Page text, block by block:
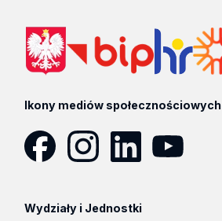
Ikony mediów społecznościowych
Wydziały i Jednostki